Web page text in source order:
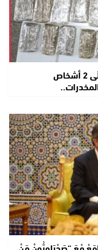
فرقة مكافحة العصابات طَاحْتْ عْلَى 2 أشخاص